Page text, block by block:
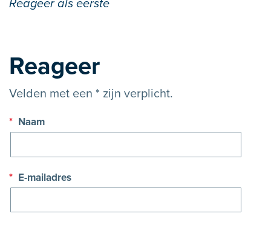
Reageer als eerste
Reageer
Velden met een * zijn verplicht.
* Naam
* E-mailadres